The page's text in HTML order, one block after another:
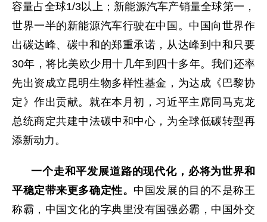
容量占全球1/3以上；新能源汽车产销量全球第一，
世界一半的新能源汽车行驶在中国。中国向世界作
出碳达峰、碳中和的郑重承诺，从达峰到中和只要
30年，将比美欧少用十几年到四十多年。我们还率
先出资成立昆明生物多样性基金，为达成《巴黎协
定》作出贡献。就在本月初，习近平主席同马克龙
总统商定共建中法碳中和中心，为全球低碳转型再
添新动力。
一个走和平发展道路的现代化，必将为世界和
平稳定带来更多确定性。 中国发展的目的不是称王
称霸，中国文化的字典里没有国强必霸，中国外交